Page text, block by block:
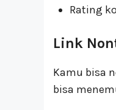
Rating
Link
Kamu bisa
bisa